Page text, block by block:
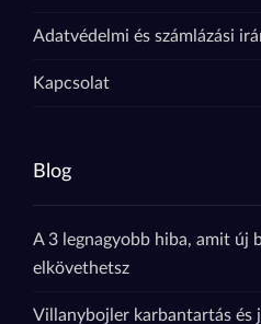
Adatvédelmi és számlázási
Kapcsolat
Blog
A 3 legnagyobb hiba, amit új
elkövethetsz
Villanybojler karbantartás és